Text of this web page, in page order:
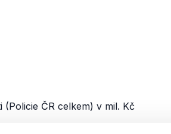
ČR celkem) v mil. Kč